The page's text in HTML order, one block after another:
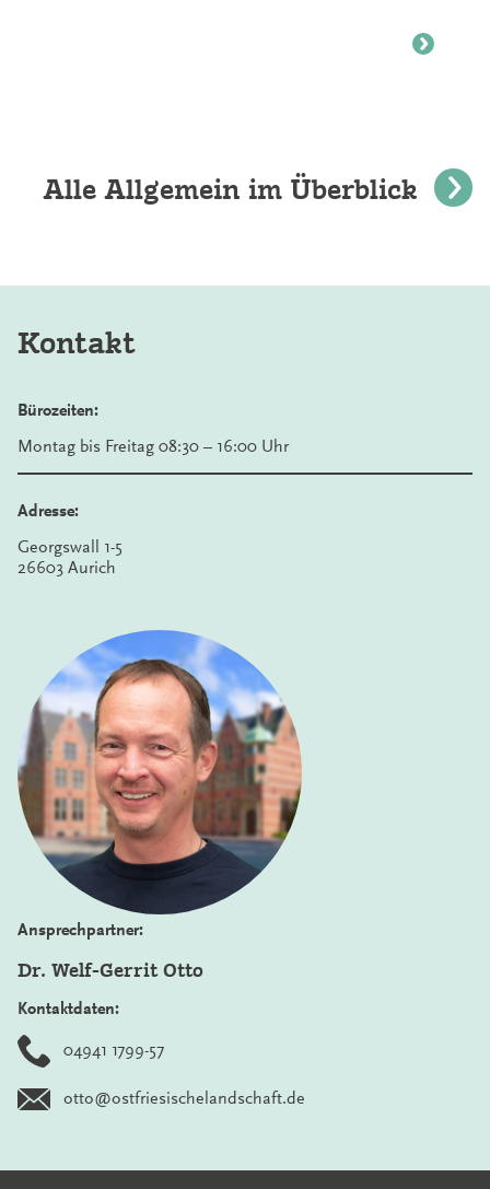
Alle Allgemein im Überblick
Kontakt
Bürozeiten:
Montag bis Freitag 08:30 – 16:00 Uhr
Adresse:
Georgswall 1-5
26603 Aurich
Ansprechpartner:
Dr. Welf-Gerrit Otto
Kontaktdaten:
04941 1799-57
otto@ostfriesischelandschaft.de